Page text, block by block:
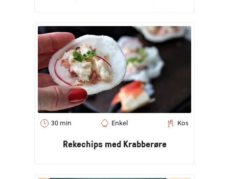
30 min Enkel Kos
Rekechips med Krabberøre